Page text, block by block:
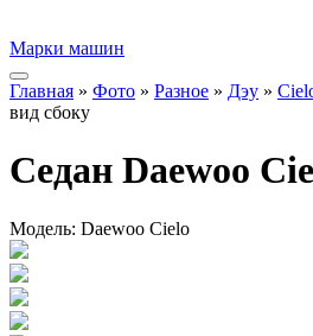
Марки машин
Главная » Фото » Разное » Дэу »
вид сбоку
Седан Daewoo
Модель: Daewoo Cielo